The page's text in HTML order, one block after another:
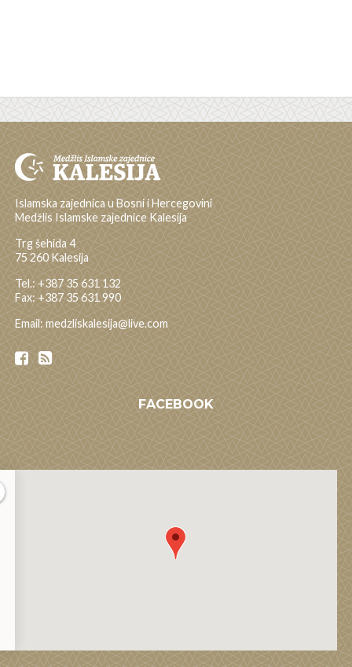
Islamska zajednica u Bosni i Hercegovini
Medžlis Islamske zajednice Kalesija
Trg šehida 4
75 260 Kalesija
Tel.: +387 35 631 132
Fax: +387 35 631 990
Email: medzliskalesija@live.com
FACEBOOK